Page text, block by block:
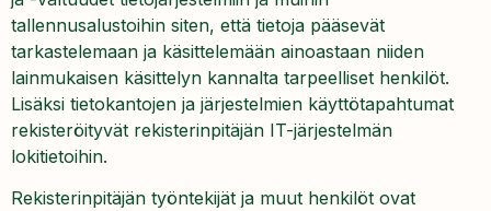
tallennusalustoihin siten, että tietoja pääsevät
tarkastelemaan ja käsittelemään ainoastaan niiden
lainmukaisen käsittelyn kannalta tarpeelliset henkilöt.
Lisäksi tietokantojen ja järjestelmien käyttötapahtumat
rekisteröityvät rekisterinpitäjän IT-järjestelmän
lokitietoihin.
Rekisterinpitäjän työntekijät ja muut henkilöt ovat